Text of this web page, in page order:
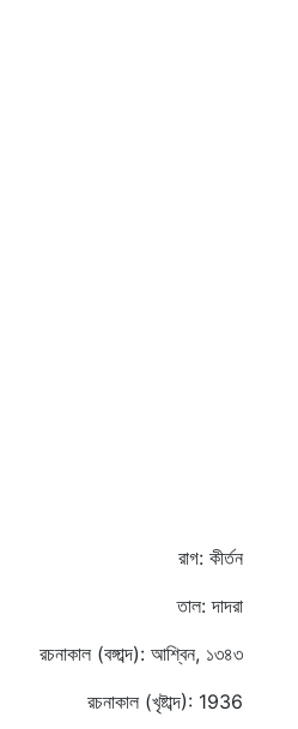
রাগ: কীর্তন
তাল: দাদরা
রচনাকাল (বঙ্গাব্দ): আশ্বিন, ১৩৪৩
রচনাকাল (খৃষ্টাব্দ): 1936